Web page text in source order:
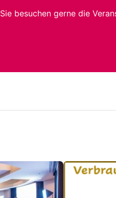
Sie besuchen gerne die